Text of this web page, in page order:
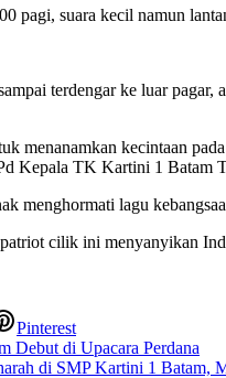
pagi, suara kecil namun
terdengar ke luar
menanamkan kecintaan
Kepala TK Kartini 1 Batam
menghormati lagu
cilik ini menyanyikan
Pinterest
Debut di Upacara Perdana
di SMP Kartini 1 Batam,